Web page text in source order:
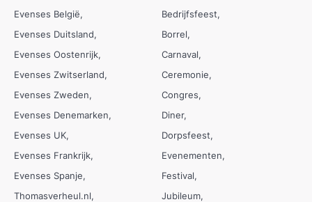
Evenses België
Evenses Duitsland
Evenses Oostenrijk
Evenses Zwitserland
Evenses Zweden
Evenses Denemarken
Evenses UK
Evenses Frankrijk
Evenses Spanje
Thomasverheul.nl
Bedrijfsfeest
Borrel
Carnaval
Ceremonie
Congres
Diner
Dorpsfeest
Evenementen
Festival
Jubileum